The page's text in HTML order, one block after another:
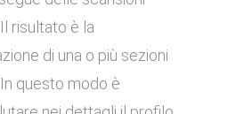
risultato è la
di una o più sezioni
questo modo è